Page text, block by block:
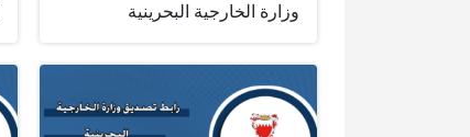
وزارة الخارجية البحرينية